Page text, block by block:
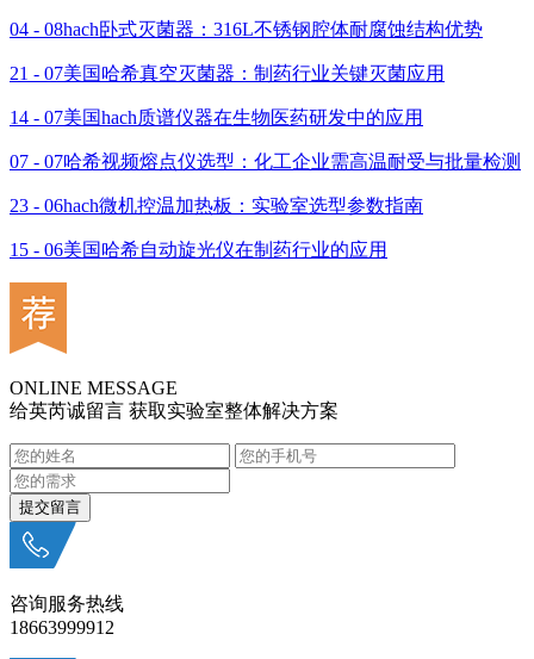
04 - 08hach卧式灭菌器：316L不锈钢腔体耐腐蚀结构优势
21 - 07美国哈希真空灭菌器：制药行业关键灭菌应用
14 - 07美国hach质谱仪器在生物医药研发中的应用
07 - 07哈希视频熔点仪选型：化工企业需高温耐受与批量检测
23 - 06hach微机控温加热板：实验室选型参数指南
15 - 06美国哈希自动旋光仪在制药行业的应用
ONLINE MESSAGE
给英芮诚留言 获取实验室整体解决方案
咨询服务热线
18663999912